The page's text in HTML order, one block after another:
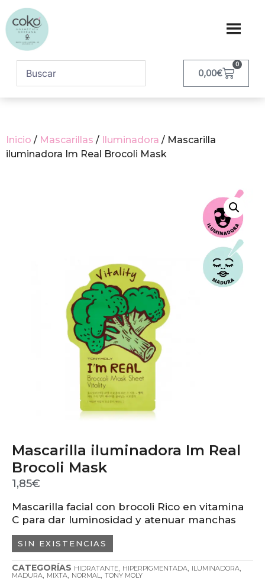
0,00€
0
Inicio / Mascarillas / Iluminadora / Mascarilla
iluminadora Im Real Brocoli Mask
Mascarilla iluminadora Im Real
Brocoli Mask
1,85€
Mascarilla facial con brocoli Rico en vitamina
C para dar luminosidad y atenuar manchas
SIN EXISTENCIAS
CATEGORÍAS HIDRATANTE, HIPERPIGMENTADA, ILUMINADORA,
MADURA, MIXTA, NORMAL, TONY MOLY